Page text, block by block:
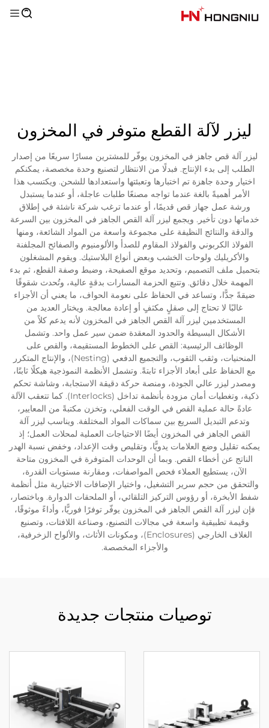
ليزر لآلة القطع متوفر في المخزون
ليزر آلة قص جاهز في المخزون يوفّر للمشترين مسارًا سريعًا من إصدار
الطلب إلى بدء الإنتاج. فبدلًا من الانتظار لتصنيع وحدة مخصصة، يمكنكم
اختيار وحدة جاهزة تم اختبارها وتعبئتها واستعدادها للشحن. ويكتسب هذا
الأمر أهميةً بالغة عندما تواجه مصنعًا طلبات عاجلة، أو عندما يستبدل
ورشة عمل جهاز قص قديمًا، أو عندما ترغب شركة ناشئة في إطلاق
خدماتها دون تأخير. ويجمع ليزر آلة القص الجاهز في المخزون بين السرعة
والدقة والنتائج النظيفة على مجموعة واسعة من المواد الشائعة، ومنها
الفولاذ الكربوني والفولاذ المقاوم للصدأ والألومنيوم والصفائح المجلفنة
والأكريليك ولوحات الخشب وبعض أنواع البلاستيك. ويقوم المشغلون
بتحميل ملف التصميم، وتحديد موقع الصفيحة، وضبط وصفة القطع، ثم بدء
المهمة خلال دقائق. وتتبع الحزمة المسارات بدقةٍ عالية، وتُحدث شقوقًا
ضيقةً جدًّا، وتساعد في الحفاظ على نعومة الحواف، ما يعني أن الأجزاء
غالبًا لا تحتاج إلى صقلٍ مكثفٍ أو إعادة معالجة. ويختار العديد من
المستخدمين ليزر آلة القص الجاهز في المخزون لأنه يدعم كلاً من
الأشكال البسيطة والحدود المعقدة ضمن سير عمل واحد. وتشمل
الوظائف الرئيسية: القص على الخطوط المستقيمة، والقص على
المنحنيات، وثقب الثقوب، والتجميع الدفعي (Nesting)، والإنتاج المتكرر
مع الحفاظ على أبعاد الأجزاء ثابتةً. وتشمل الأنظمة النموذجية هيكلًا ثابتًا،
ومصدر ليزر عالي الجودة، ومنصة حركة دقيقة الاستجابة، وشاشة تحكم
ذكية، وتغطيات أمان مزودة بأنظمة تداخل (Interlocks). كما تتعقب الآلة
عادةً حالة عملية القص في الوقت الفعلي، وتخزن مكتبةً من المعايير،
وتدعم التبديل السريع بين سماكات المواد المختلفة. ويناسب ليزر آلة
القص الجاهز في المخزون أيضًا الاحتياجات العملية لمحلات العمل؛ إذ
يمكنه تقليل وضع العلامات يدويًّا، وتقليص وقت الإعداد، وخفض نسبة الهدر
الناتج عن أخطاء القص. وبما أن الوحدات المتوفرة في المخزون متاحة
الآن، يستطيع العملاء فحص المواصفات، ومقارنة مستويات القدرة،
والتحقق من حجم سرير التشغيل، واختيار الإضافات الاختيارية مثل أنظمة
شفط الأبخرة، أو رؤوس التركيز التلقائي، أو الملحقات الدوارة. وباختصار،
فإن ليزر آلة القص الجاهز في المخزون يوفّر توفرًا فوريًّا، وأداءً موثوقًا،
وقيمة تطبيقية واسعة في مجالات التصنيع، وصناعة اللافتات، وتصنيع
الغلاف الخارجي (Enclosures)، ومكونات الأثاث، والألواح الزخرفية،
والأجزاء المخصصة.
توصيات منتجات جديدة